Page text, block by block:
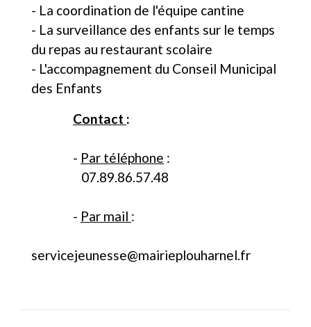
- La coordination de l'équipe cantine
- La surveillance des enfants sur le temps
du repas au restaurant scolaire
- L'accompagnement du Conseil Municipal
des Enfants
Contact :
- Par téléphone :
07.89.86.57.48
- Par mail :
servicejeunesse@mairieplouharnel.fr